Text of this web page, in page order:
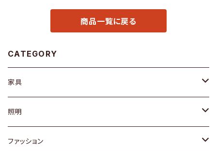
商品一覧に戻る
CATEGORY
家具
ソファ / ベンチ
チェア / スツール
照明
ペンダントライト
ファッション